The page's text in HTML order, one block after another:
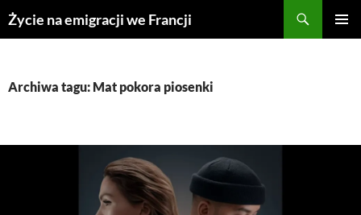
Przejdź
doŻycie na emigracji we Francji
Archiwa tagu: Mat pokora piosenki